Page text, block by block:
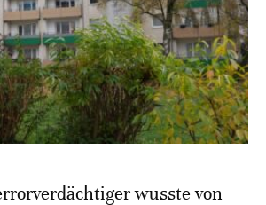
wusste von